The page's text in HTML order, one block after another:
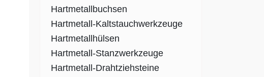
Hartmetallbuchsen
Hartmetall-Kaltstauchwerkzeuge
Hartmetallhülsen
Hartmetall-Stanzwerkzeuge
Hartmetall-Drahtziehsteine